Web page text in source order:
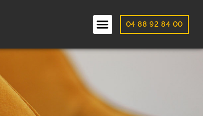
04 88 92 84 00